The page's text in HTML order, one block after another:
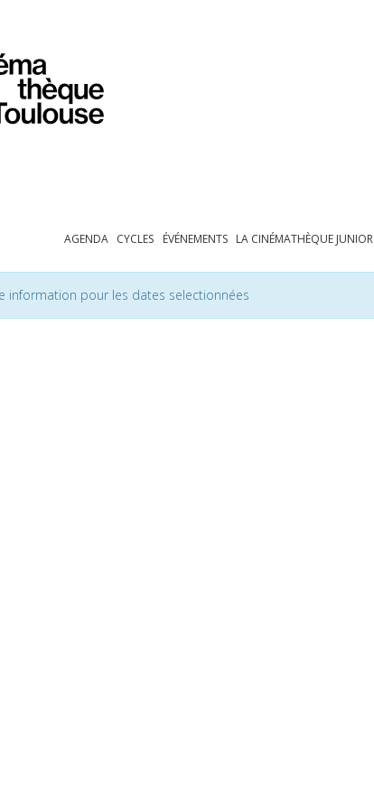
AGENDA CYCLES ÉVÉNEMENTS LA CINÉMATHÈQUE JUNIOR
information pour les dates selectionnées